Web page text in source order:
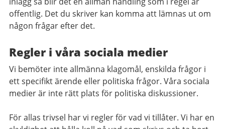
offentlig. Det du skriver kan komma att lämnas ut om
någon frågar efter det.
Regler i våra sociala medier
Vi bemöter inte allmänna klagomål, enskilda frågor i
ett specifikt ärende eller politiska frågor. Våra sociala
medier är inte rätt plats för politiska diskussioner.
För allas trivsel har vi regler för vad vi tillåter. Vi har en